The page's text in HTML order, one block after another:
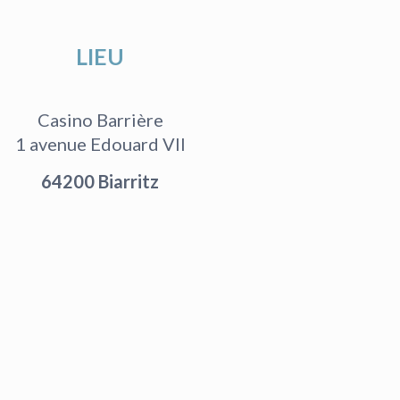
LIEU
Casino Barrière
1 avenue Edouard VII
64200 Biarritz